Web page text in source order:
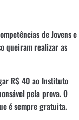
de Jovens e
queiram realizar as
R$ 40 ao Instituto
pela prova. O
é sempre gratuita.